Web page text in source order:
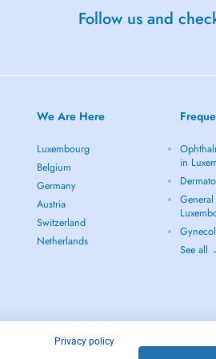
Follow us and
We Are Here
Luxembourg
Belgium
Germany
Austria
Switzerland
Netherlands
in
See all
Privacy policy